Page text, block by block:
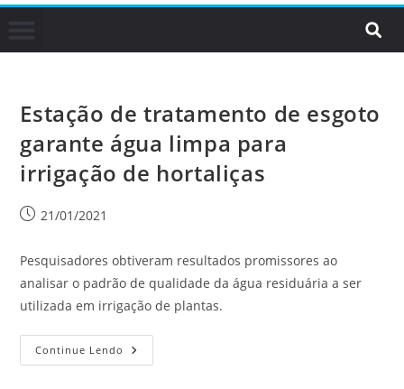
Estação de tratamento de esgoto
garante água limpa para
irrigação de hortaliças
21/01/2021
Pesquisadores obtiveram resultados promissores ao
analisar o padrão de qualidade da água residuária a ser
utilizada em irrigação de plantas.
Continue Lendo